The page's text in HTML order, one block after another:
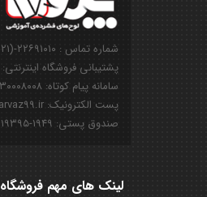
شماره تماس : ۲۲۶۹۱۰۱۰-(۰۲۱)
پشتیبانی فروشگاه اینترنتی: ۰۹۱۲۸۵۰۱۱۲۵
سامانه پیام کوتاه: ۳۰۰۰۸۰۰۸
پست الکترونیک: info@parvaz99.ir
صندوق پستی: ۱۹۴۹-۱۹۳۹۵
لینک های مهم فروشگاه